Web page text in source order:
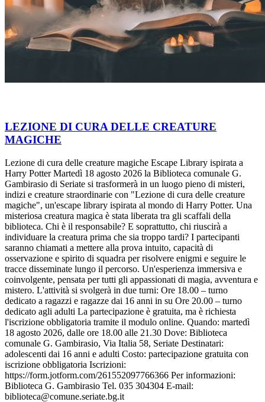
LEZIONE DI CURA DELLE CREATURE
MAGICHE
Lezione di cura delle creature magiche Escape Library ispirata a
Harry Potter Martedì 18 agosto 2026 la Biblioteca comunale G.
Gambirasio di Seriate si trasformerà in un luogo pieno di misteri,
indizi e creature straordinarie con "Lezione di cura delle creature
magiche", un'escape library ispirata al mondo di Harry Potter. Una
misteriosa creatura magica è stata liberata tra gli scaffali della
biblioteca. Chi è il responsabile? E soprattutto, chi riuscirà a
individuare la creatura prima che sia troppo tardi? I partecipanti
saranno chiamati a mettere alla prova intuito, capacità di
osservazione e spirito di squadra per risolvere enigmi e seguire le
tracce disseminate lungo il percorso. Un'esperienza immersiva e
coinvolgente, pensata per tutti gli appassionati di magia, avventura e
mistero. L'attività si svolgerà in due turni: Ore 18.00 – turno
dedicato a ragazzi e ragazze dai 16 anni in su Ore 20.00 – turno
dedicato agli adulti La partecipazione è gratuita, ma è richiesta
l'iscrizione obbligatoria tramite il modulo online. Quando: martedì
18 agosto 2026, dalle ore 18.00 alle 21.30 Dove: Biblioteca
comunale G. Gambirasio, Via Italia 58, Seriate Destinatari:
adolescenti dai 16 anni e adulti Costo: partecipazione gratuita con
iscrizione obbligatoria Iscrizioni:
https://form.jotform.com/261552097766366 Per informazioni:
Biblioteca G. Gambirasio Tel. 035 304304 E-mail:
biblioteca@comune.seriate.bg.it